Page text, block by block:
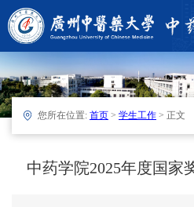
您所在位置: 首页 > 学生工作 > 正文
中药学院2025年度国家